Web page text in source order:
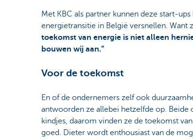
Met KBC als partner kunnen deze start-
energietransitie in België versnellen. Want
toekomst van energie is niet alleen
bouwen wij aan.”
Voor de toekomst
En of de ondernemers zelf ook
antwoorden ze allebei hetzelfde op. Beide
kindjes, daarom vinden ze de toekomst
goed. Dieter wordt enthousiast van de